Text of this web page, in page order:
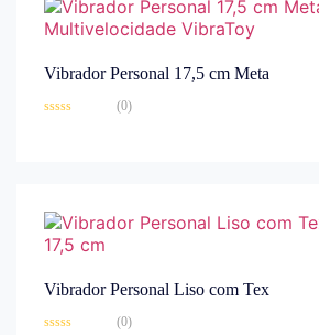
Vibrador Personal 17,5 cm Meta
(0)
Vibrador Personal Liso com Tex
(0)